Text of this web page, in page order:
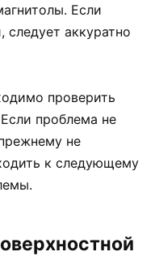
Если
следует аккуратно
проверить
проблема не
не
к следующему